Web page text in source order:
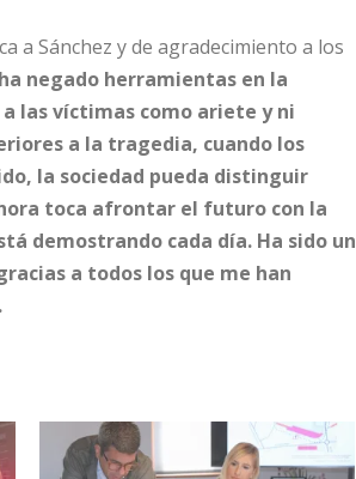
a Sánchez y de agradecimiento a los
negado herramientas en la
las víctimas como ariete y ni
a la tragedia, cuando los
la sociedad pueda distinguir
toca afrontar el futuro con la
demostrando cada día. Ha sido un
a todos los que me han